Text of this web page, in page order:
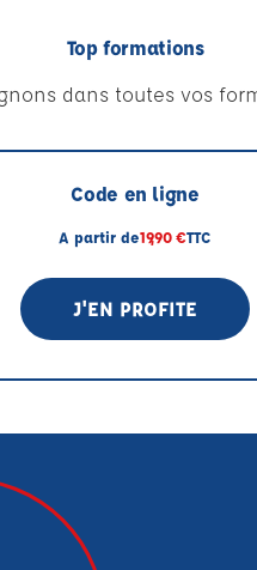
Top formations
dans toutes vos
Code en ligne
A partir de19,90 €TTC
J'EN PROFITE